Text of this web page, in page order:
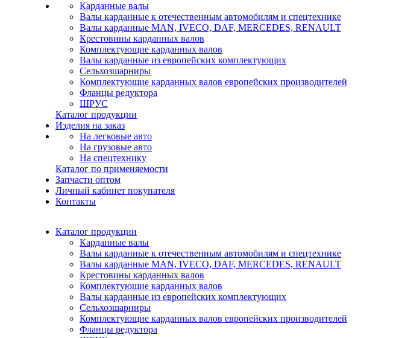
Карданные валы
Валы карданные к отечественным автомобилям и спецтехнике
Валы карданные MAN, IVECO, DAF, MERCEDES, RENAULT
Крестовины карданных валов
Комплектующие карданных валов
Валы карданные из европейских комплектующих
Сельхозшарниры
Комплектующие карданных валов европейских производителей
Фланцы редуктора
ШРУС
Каталог продукции
Изделия на заказ
На легковые авто
На грузовые авто
На спецтехнику
Каталог по применяемости
Запчасти оптом
Личный кабинет покупателя
Контакты
Каталог продукции
Карданные валы
Валы карданные к отечественным автомобилям и спецтехнике
Валы карданные MAN, IVECO, DAF, MERCEDES, RENAULT
Крестовины карданных валов
Комплектующие карданных валов
Валы карданные из европейских комплектующих
Сельхозшарниры
Комплектующие карданных валов европейских производителей
Фланцы редуктора